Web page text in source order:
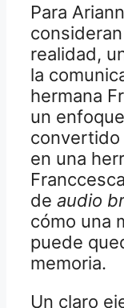
Para
realidad,
la
hermana
un
en una
de audio
cómo una
puede
memoria.
Un claro